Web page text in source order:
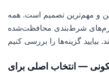
و مهم‌ترین تصمیم است. همه
شرط‌بندی محافظت‌شده
— انتخاب اصلی برای